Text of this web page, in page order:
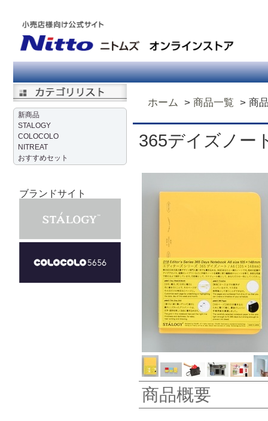
新商品
STALOGY
COLOCOLO
NITREAT
おすすめセット
ブランドサイト
ホーム 商品一覧 商
365デイズノ
商品概要